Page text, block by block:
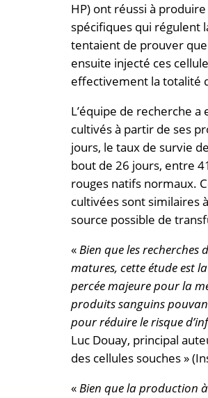
HP) ont réussi à
spécifiques qui régulent
tentaient de prouver que
ensuite injecté ces
effectivement la totalité
L’équipe de recherche
cultivés à partir de ses
jours, le taux de survie
bout de 26 jours, entre
rouges natifs normaux.
cultivées sont similaires
source possible de
«Bien que les recherches
matures, cette étude est
percée majeure pour la
produits sanguins
pour réduire le risque
Luc Douay, principal
des cellules souches »
«Bien que la production